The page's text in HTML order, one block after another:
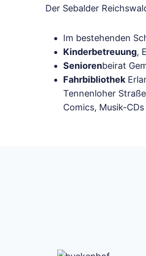
Der Sebalder
Im bestehenden
Kinderbetreuung,
Seniorenbeirat
Fahrbibliothek
Tennenloher
Comics, Musik-